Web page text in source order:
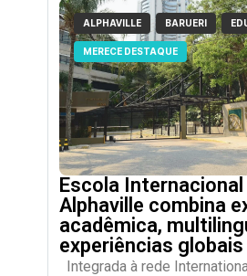
ALPHAVILLE BARUERI
MERECE DESTAQUE
Escola Internacional
Alphaville combina
acadêmica,
experiências globais
Integrada à rede